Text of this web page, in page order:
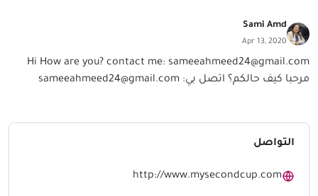
Sami Amd
Apr 13, 2020
Hi How are you? contact me: sameeahmeed24@gmail.com
مرحبا كيف حالكم؟ اتصل بي: sameeahmeed24@gmail.com
التواصل
http://www.mysecondcup.com